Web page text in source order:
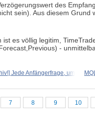
des
sein). Aus diesem
ist es völlig legitim,
Previous) -
Jede Anfängerfrage, um
7 8 9 10